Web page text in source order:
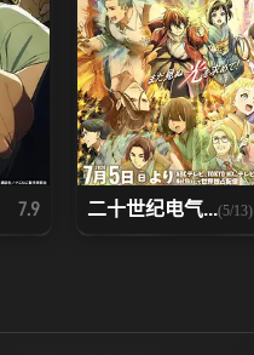
7.9 二十世纪电气...(5/13)